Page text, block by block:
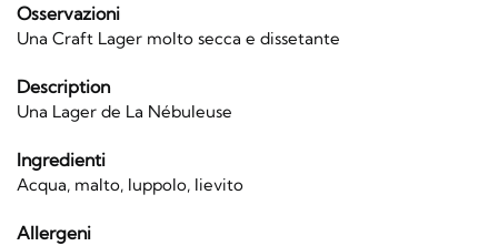
Osservazioni
Una Craft Lager molto secca e dissetante
Description
Una Lager de La Nébuleuse
Ingredienti
Acqua, malto, luppolo, lievito
Allergeni